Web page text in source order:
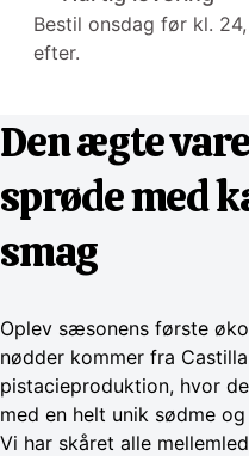
Bestil onsdag før kl.
efter.
Den ægte
sprøde med
smag
Oplev sæsonens første
nødder kommer fra
pistacieproduktion, hvor
med en helt unik sødme
Vi har skåret alle